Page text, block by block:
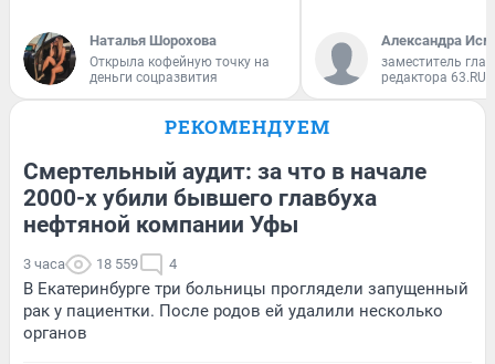
Наталья Шорохова
Открыла кофейную точку на
деньги соцразвития
Александра
заместитель
редактора 63.RU
РЕКОМЕНДУЕМ
Смертельный аудит: за что в начале
2000-х убили бывшего главбуха
нефтяной компании Уфы
3 часа 18 559 4
В Екатеринбурге три больницы проглядели запущенный
рак у пациентки. После родов ей удалили несколько
органов